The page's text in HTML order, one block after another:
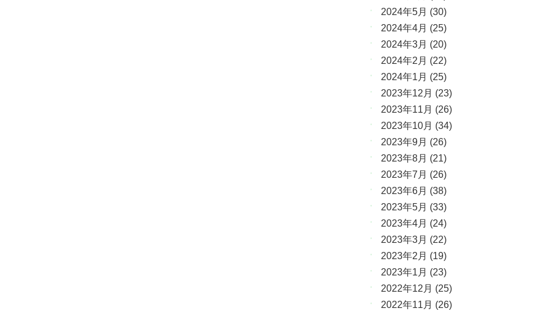
2024年5月 (30)
2024年4月 (25)
2024年3月 (20)
2024年2月 (22)
2024年1月 (25)
2023年12月 (23)
2023年11月 (26)
2023年10月 (34)
2023年9月 (26)
2023年8月 (21)
2023年7月 (26)
2023年6月 (38)
2023年5月 (33)
2023年4月 (24)
2023年3月 (22)
2023年2月 (19)
2023年1月 (23)
2022年12月 (25)
2022年11月 (26)